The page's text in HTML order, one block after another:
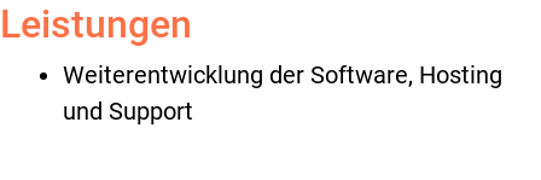
Leistungen
Weiterentwicklung der Software, Hosting
und Support